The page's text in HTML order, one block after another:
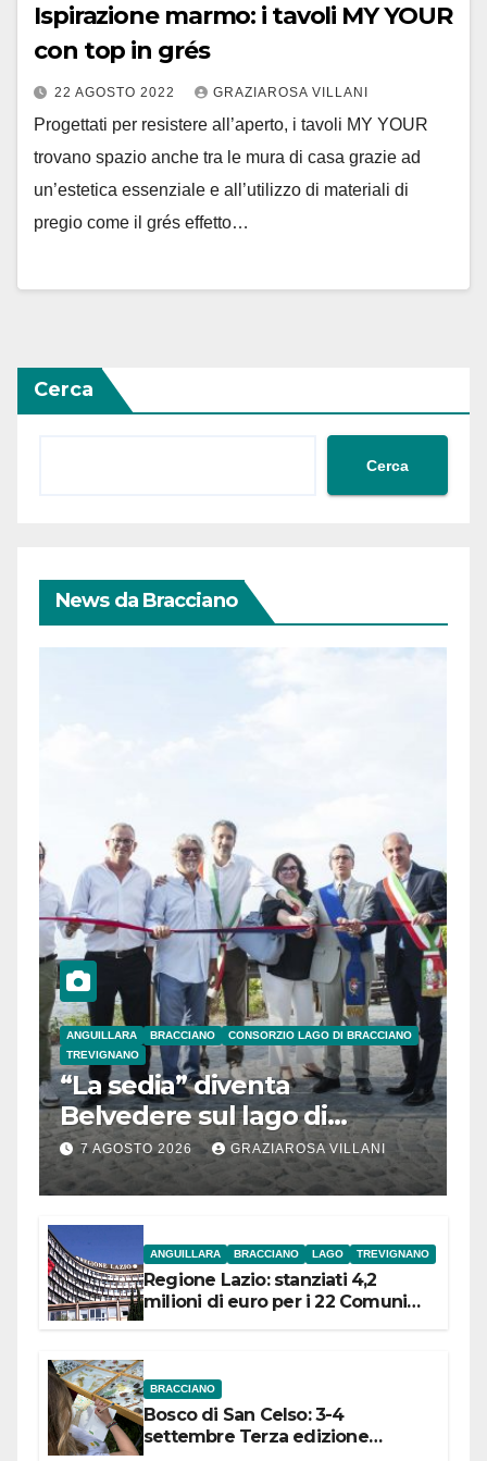
Ispirazione marmo: i tavoli MY YOUR
con top in grés
22 AGOSTO 2022 GRAZIAROSA VILLANI
Progettati per resistere all’aperto, i tavoli MY YOUR
trovano spazio anche tra le mura di casa grazie ad
un’estetica essenziale e all’utilizzo di materiali di
pregio come il grés effetto…
Cerca
Cerca
News da Bracciano
ANGUILLARA BRACCIANO
CONSORZIO LAGO DI BRACCIANO
TREVIGNANO
“La sedia” diventa
Belvedere sul lago di
Bracciano: ieri
l’inaugurazione
7 AGOSTO 2026 GRAZIAROSA VILLANI
ANGUILLARA BRACCIANO LAGO TREVIGNANO
Regione Lazio: stanziati 4,2
milioni di euro per i 22 Comuni
BRACCIANO
Bosco di San Celso: 3-4
settembre Terza edizione